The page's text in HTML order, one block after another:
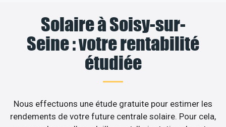
Solaire à Soisy-sur-
Seine : votre rentabilité
étudiée
Nous effectuons une étude gratuite pour estimer les
rendements de votre future centrale solaire. Pour cela,